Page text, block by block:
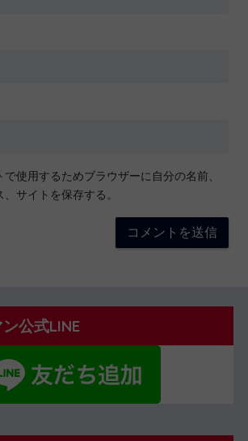
使用するためブラウザーに自分の名前、
、サイトを保存する。
公式LINE